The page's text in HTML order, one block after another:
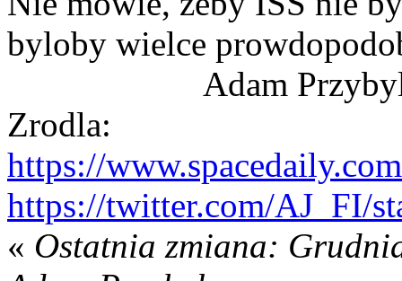
byloby wielce
Adam
Zrodla:
https://
https://twitter.com/AJ_FI/
« Ostatnia zmiana: